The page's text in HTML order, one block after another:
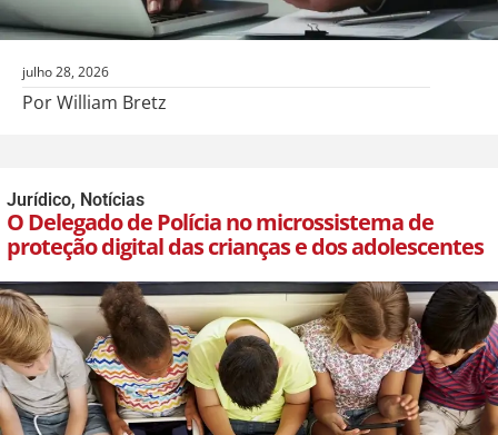
julho 28, 2026
Por William Bretz
Jurídico, Notícias
O Delegado de Polícia no microssistema de
proteção digital das crianças e dos adolescentes